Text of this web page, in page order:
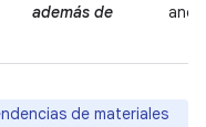
además de
de materiales